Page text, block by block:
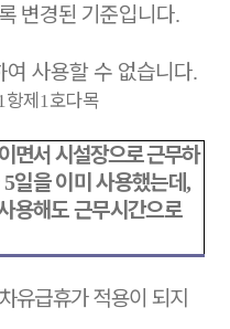
변경된 기준입니다.
사용할 수 없습니다.
항제 1호다목
면서 시설장으로 근무하
5일을 이미 사용했는데 ,
용해도 근무시간으로
유급휴가 적용이 되지